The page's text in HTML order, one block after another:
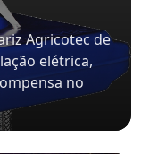
Agricotec de
elétrica,
no